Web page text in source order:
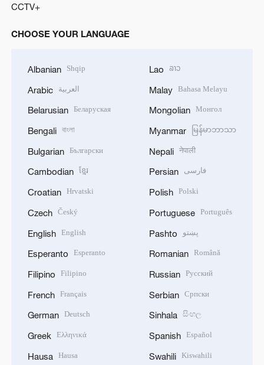
CCTV+
CHOOSE YOUR LANGUAGE
Albanian Shqip
Arabic العربية
Belarusian Беларуская
Bengali বাংলা
Bulgarian Български
Cambodian ខ្មែរ
Croatian Hrvatski
Czech Český
English English
Esperanto Esperanto
Filipino Filipino
French Français
German Deutsch
Greek Ελληνικά
Hausa Hausa
Lao ລາວ
Malay Bahasa Melayu
Mongolian Монгол
Myanmar မြန်မာဘာသာ
Nepali नेपाली
Persian فارسی
Polish Polski
Portuguese Português
Pashto پښتو
Romanian Română
Russian Русский
Serbian Српски
Sinhala සිංහල
Spanish Español
Swahili Kiswahili